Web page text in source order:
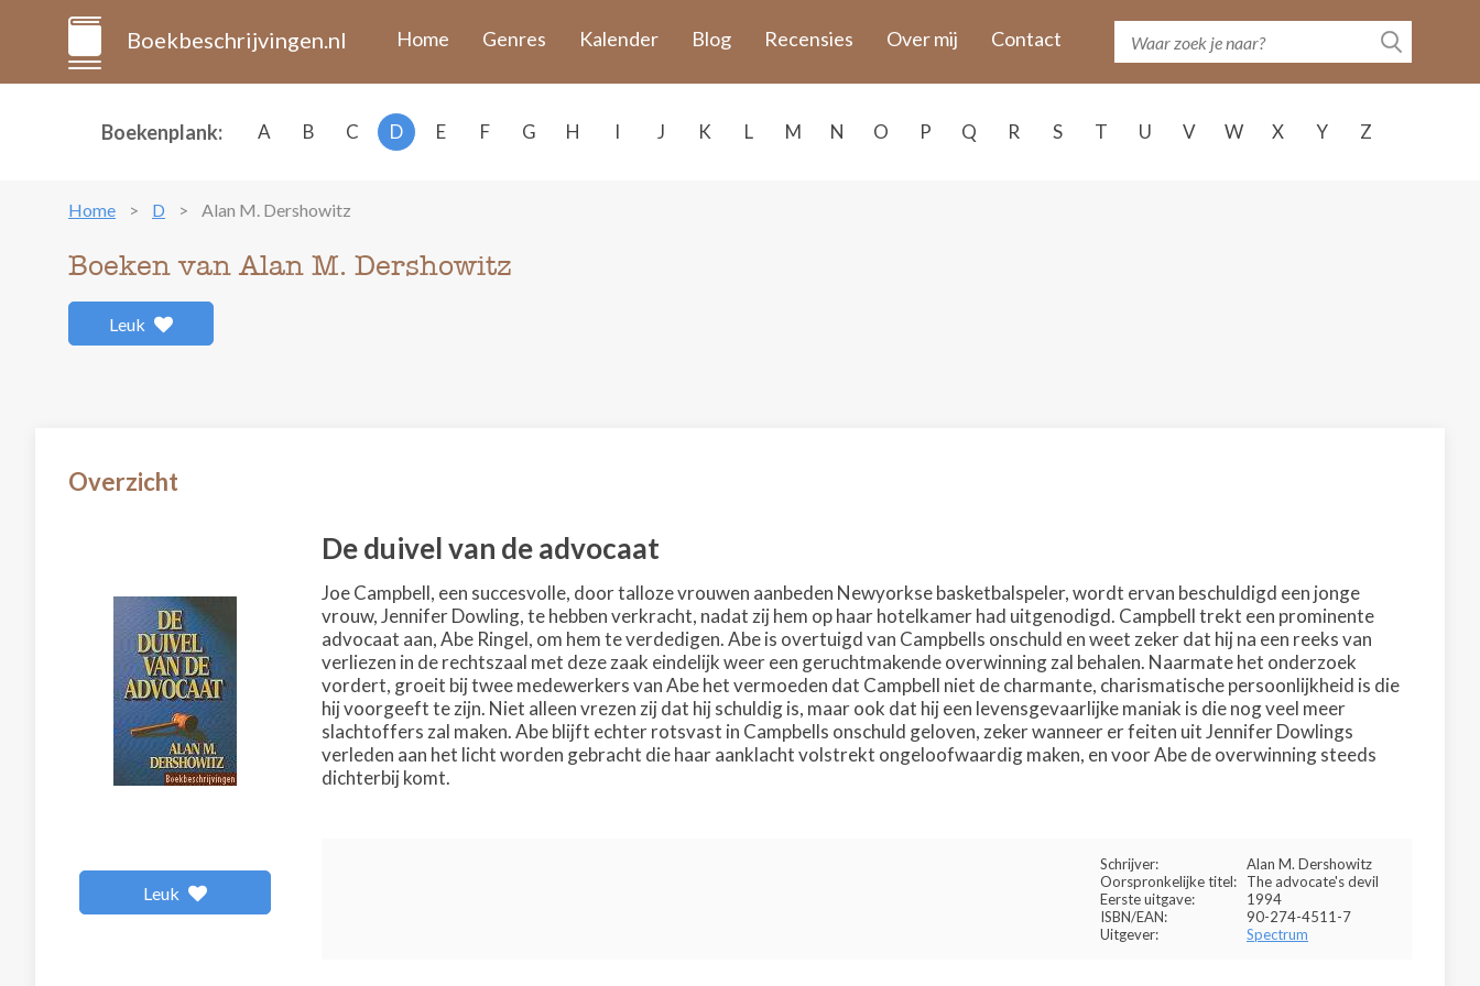
Boekbeschrijvingen.nl Home Genres Kalender Blog Recensies Over mij Contact
Boekenplank: A B C D E F G H I J K L M N O P Q R S T U V W X Y Z
Home D Alan M. Dershowitz
Boeken van Alan M. Dershowitz
Leuk
Overzicht
Leuk
De duivel van de advocaat
Joe Campbell, een succesvolle, door talloze vrouwen aanbeden Newyorkse basketbalspeler, wordt ervan beschuldigd een jonge
vrouw, Jennifer Dowling, te hebben verkracht, nadat zij hem op haar hotelkamer had uitgenodigd. Campbell trekt een prominente
advocaat aan, Abe Ringel, om hem te verdedigen. Abe is overtuigd van Campbells onschuld en weet zeker dat hij na een reeks van
verliezen in de rechtszaal met deze zaak eindelijk weer een geruchtmakende overwinning zal behalen. Naarmate het onderzoek
vordert, groeit bij twee medewerkers van Abe het vermoeden dat Campbell niet de charmante, charismatische persoonlijkheid is die
hij voorgeeft te zijn. Niet alleen vrezen zij dat hij schuldig is, maar ook dat hij een levensgevaarlijke maniak is die nog veel meer
slachtoffers zal maken. Abe blijft echter rotsvast in Campbells onschuld geloven, zeker wanneer er feiten uit Jennifer Dowlings
verleden aan het licht worden gebracht die haar aanklacht volstrekt ongeloofwaardig maken, en voor Abe de overwinning steeds
dichterbij komt.
Schrijver:
Alan M. Dershowitz
Oorspronkelijke titel:
The advocate's devil
Eerste uitgave:
1994
ISBN/EAN:
90-274-4511-7
Uitgever:
Spectrum